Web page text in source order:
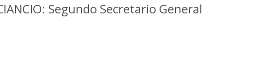
Segundo Secretario General